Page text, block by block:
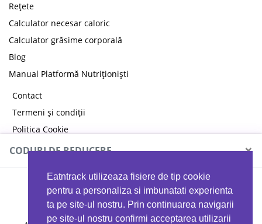
Eatntrack utilizeaza fisiere de tip cookie
pentru a personaliza si imbunatati experienta
ta pe site-ul nostru. Prin continuarea navigarii
pe site-ul nostru confirmi acceptarea utilizarii
Rețete
Calculator necesar caloric
Calculator grăsime corporală
Blog
Manual Platformă Nutriționiști
Contact
Termeni și condiții
Politica Cookie
Politica de confidențialitate
CODURI DE REDUCERE ×
MYPROTEIN